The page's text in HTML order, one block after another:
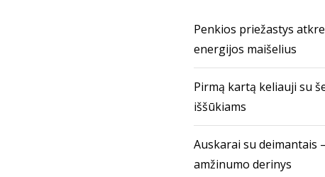
Penkios priežastys
energijos maišelius
Pirmą kartą keliauji su
iššūkiams
Auskarai su deimantais
amžinumo derinys